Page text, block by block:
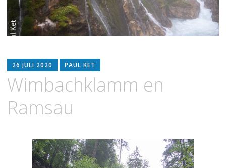
26 JULI 2020 PAUL KET
Wimbachklamm en
Ramsau